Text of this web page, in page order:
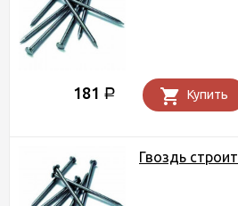
181 Р Купить
Гвоздь